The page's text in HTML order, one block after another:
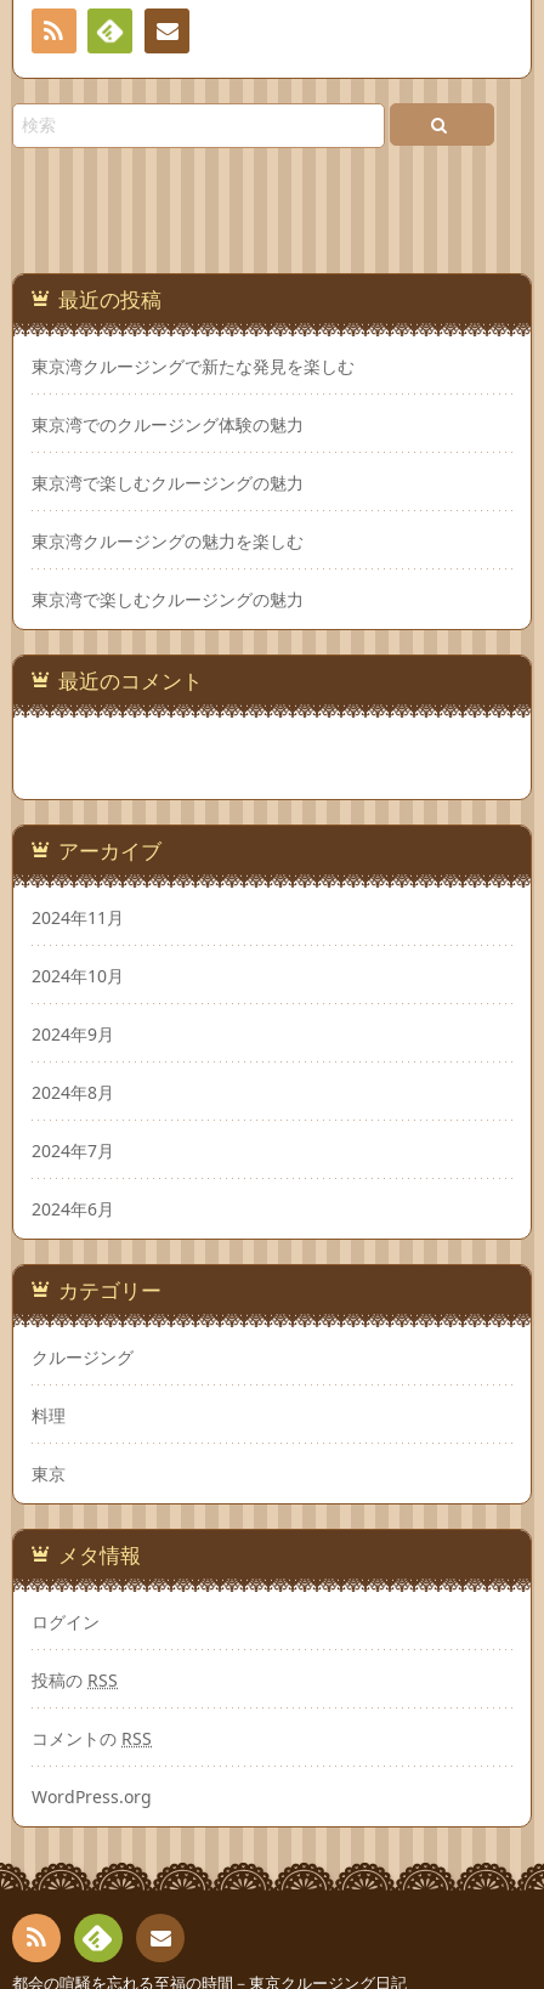
RSS
Feedlyお問
最近の投稿
東京湾クルージングで新たな発見を楽しむ
東京湾でのクルージング体験の魅力
東京湾で楽しむクルージングの魅力
東京湾クルージングの魅力を楽しむ
東京湾で楽しむクルージングの魅力
最近のコメント
アーカイブ
2024年11月
2024年10月
2024年9月
2024年8月
2024年7月
2024年6月
カテゴリー
クルージング
料理
東京
メタ情報
ログイン
投稿の RSS
コメントの RSS
WordPress.org
都会の喧騒を忘れる至福の時間－東京クルージング日記